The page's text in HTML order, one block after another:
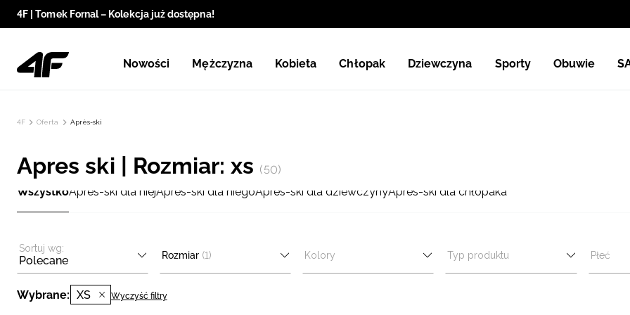
4F | Tomek Fornal – Kolekcja już dostępna!
Nowości Mężczyzna Kobieta Chłopak Dziewczyna Sporty Obuwie
4F Oferta Après-ski
Apres ski | Rozmiar: xs (50)
WszystkoAprès-ski dla niejAprès-ski dla niegoAprès-ski dla dziewczynyAprès-ski dla chłopaka
Sortuj wg:
Polecane Rozmiar (1) Kolory Typ produktu Płeć
Wybrane: XS Wyczyść filtry